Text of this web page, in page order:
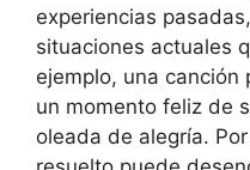
experiencias
situaciones actuales
ejemplo, una canción
un momento feliz de
oleada de alegría.